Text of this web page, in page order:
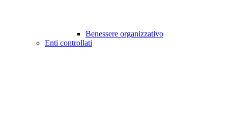
Benessere organizzativo
Enti controllati